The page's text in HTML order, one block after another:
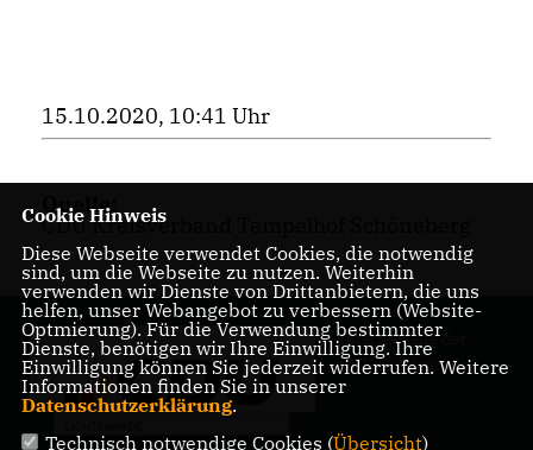
15.10.2020, 10:41 Uhr
Quelle:
CDU Kreisverband Tempelhof Schöneberg
Internetseite der
CDU Lichtenrade
Cookie Hinweis
Diese Webseite verwendet Cookies, die notwendig
sind, um die Webseite zu nutzen. Weiterhin
verwenden wir Dienste von Drittanbietern, die uns
helfen, unser Webangebot zu verbessern (Website-
Optmierung). Für die Verwendung bestimmter
Dienste, benötigen wir Ihre Einwilligung. Ihre
Einwilligung können Sie jederzeit widerrufen. Weitere
Informationen finden Sie in unserer
Datenschutzerklärung.
Technisch notwendige Cookies (Übersicht)